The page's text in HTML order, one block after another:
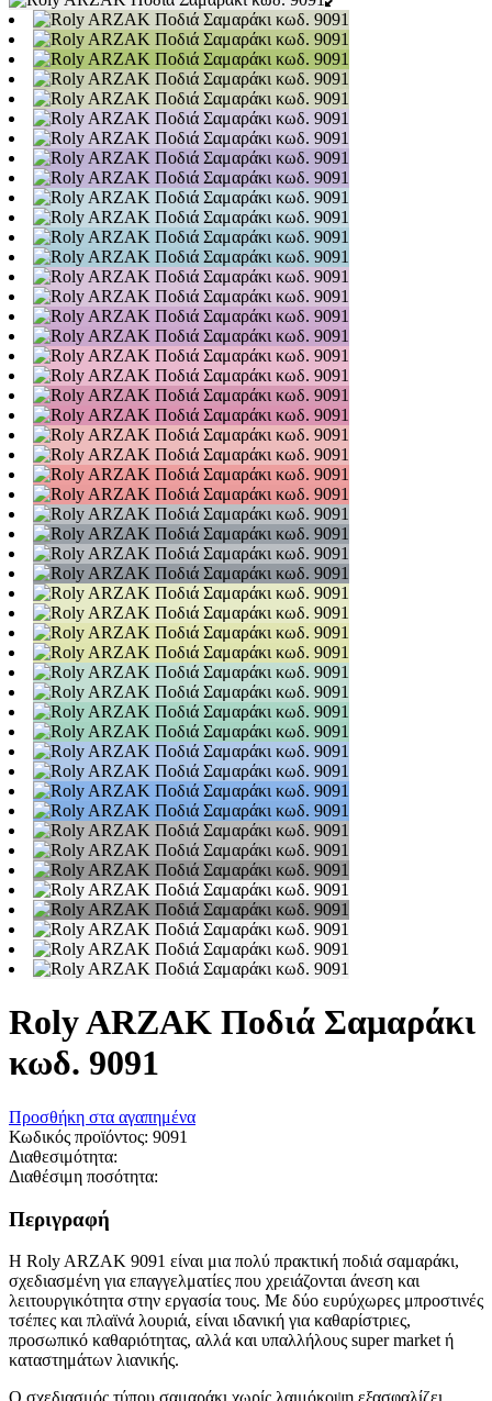
Roly ARZAK Ποδιά Σαμαράκι
κωδ. 9091
Προσθήκη στα αγαπημένα
Κωδικός προϊόντος: 9091
Διαθεσιμότητα:
Διαθέσιμη ποσότητα:
Περιγραφή
Η Roly ARZAK 9091 είναι μια πολύ πρακτική ποδιά σαμαράκι,
σχεδιασμένη για επαγγελματίες που χρειάζονται άνεση και
λειτουργικότητα στην εργασία τους. Με δύο ευρύχωρες μπροστινές
τσέπες και πλαϊνά λουριά, είναι ιδανική για καθαρίστριες,
προσωπικό καθαριότητας, αλλά και υπαλλήλους super market ή
καταστημάτων λιανικής.